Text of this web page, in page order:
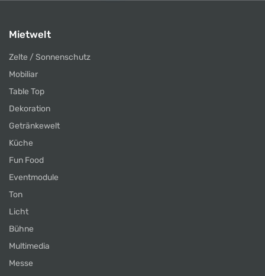
Mietwelt
Zelte / Sonnenschutz
Mobiliar
Table Top
Dekoration
Getränkewelt
Küche
Fun Food
Eventmodule
Ton
Licht
Bühne
Multimedia
Messe